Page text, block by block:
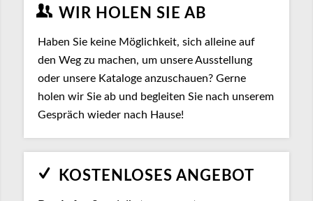
WIR HOLEN SIE AB
Haben Sie keine Möglichkeit, sich alleine auf
den Weg zu machen, um unsere Ausstellung
oder unsere Kataloge anzuschauen? Gerne
holen wir Sie ab und begleiten Sie nach unserem
Gespräch wieder nach Hause!
KOSTENLOSES ANGEBOT